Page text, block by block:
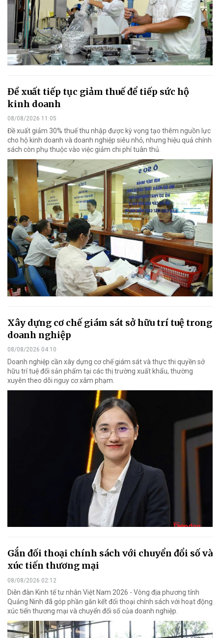
Đề xuất tiếp tục giảm thuế để tiếp sức hộ
kinh doanh
08/08/2026 11:05
Đề xuất giảm 30% thuế thu nhập được kỳ vọng tạo thêm nguồn lực
cho hộ kinh doanh và doanh nghiệp siêu nhỏ, nhưng hiệu quả chính
sách còn phụ thuộc vào việc giảm chi phí tuân thủ.
Xây dựng cơ chế giám sát sở hữu trí tuệ trong
doanh nghiệp
08/08/2026 04:10
Doanh nghiệp cần xây dựng cơ chế giám sát và thực thi quyền sở
hữu trí tuệ đối sản phẩm tại các thị trường xuất khẩu, thường
xuyên theo dõi nguy cơ xâm phạm.
Gắn đối thoại chính sách với chuyển đổi số và
xúc tiến thương mại
08/08/2026 02:12
Diễn đàn Kinh tế tư nhân Việt Nam 2026 - Vòng địa phương tỉnh
Quảng Ninh đã góp phần gắn kết đối thoại chính sách với hoạt động
xúc tiến thương mại và chuyển đổi số của doanh nghiệp.